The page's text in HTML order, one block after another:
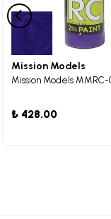
Mission Models
₺ 428.00